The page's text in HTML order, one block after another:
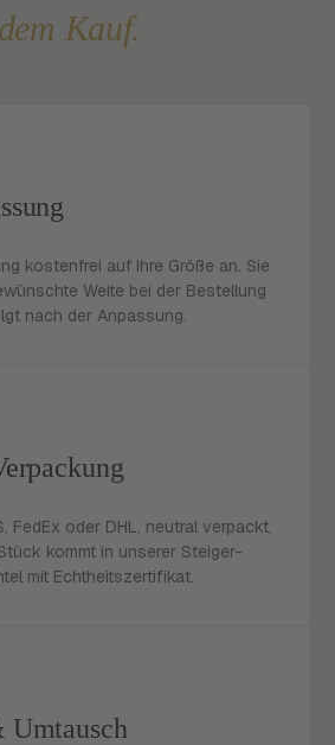
dem Kauf.
kostenfrei auf Ihre Größe an. Sie
Weite bei der Bestellung
nach der Anpassung.
FedEx oder DHL, neutral verpackt,
kommt in unserer Steiger-
mit Echtheitszertifikat.
Umtausch